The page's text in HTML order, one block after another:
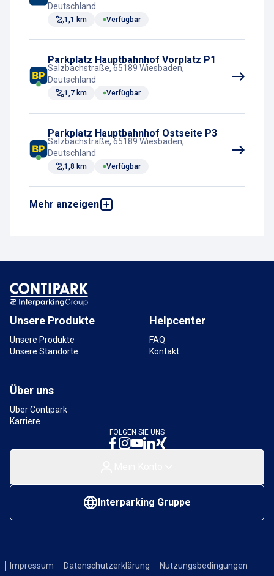
Krankenhaus
Deutschland
1,1 km Verfügbar
Parkplatz Hauptbahnhof Vorplatz P1
Salzbachstraße, 65189 Wiesbaden,
Deutschland
1,7 km Verfügbar
Parkplatz Hauptbahnhof Ostseite P3
Salzbachstraße, 65189 Wiesbaden,
Deutschland
1,8 km Verfügbar
Mehr anzeigen
Tiefgarage Bonifazius-Türme P3 und
Parkplatz Hauptbahnhof Alicenstraße
P1
Alicenstraße, 55116 Mainz, Deutschland
9,5 km
Unsere Produkte
Unsere Produkte
Unsere Standorte
Helpcenter
FAQ
Kontakt
Über uns
Über Contipark
Karriere
FOLGEN SIE UNS
Interparking Gruppe
Impressum Datenschutzerklärung Nutzungsbedingungen